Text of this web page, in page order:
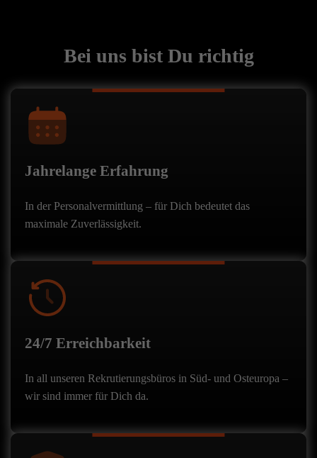
Bei uns bist Du richtig
Jahrelange Erfahrung
In der Personalvermittlung – für Dich bedeutet das
maximale Zuverlässigkeit.
24/7 Erreichbarkeit
In all unseren Rekrutierungsbüros in Süd- und Osteuropa –
wir sind immer für Dich da.